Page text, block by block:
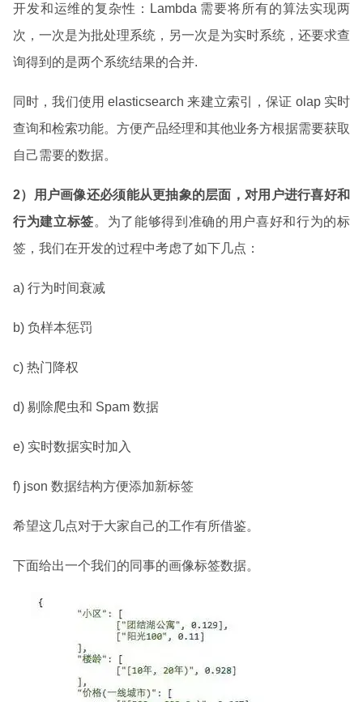
开发和运维的复杂性：Lambda 需要将所有的算法实现两
次，一次是为批处理系统，另一次是为实时系统，还要求查
询得到的是两个系统结果的合并.
同时，我们使用 elasticsearch 来建立索引，保证 olap 实时
查询和检索功能。方便产品经理和其他业务方根据需要获取
自己需要的数据。
2）用户画像还必须能从更抽象的层面，对用户进行喜好和
行为建立标签。为了能够得到准确的用户喜好和行为的标
签，我们在开发的过程中考虑了如下几点：
a) 行为时间衰减
b) 负样本惩罚
c) 热门降权
d) 剔除爬虫和 Spam 数据
e) 实时数据实时加入
f) json 数据结构方便添加新标签
希望这几点对于大家自己的工作有所借鉴。
下面给出一个我们的同事的画像标签数据。